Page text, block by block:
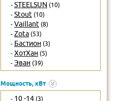
- STEELSUN (10)
- Stout (10)
- Vaillant (8)
- Zota (53)
- Бастион (3)
- ХотХан (5)
- Эван (39)
Мощность, кВт
- 10 -14 (3)